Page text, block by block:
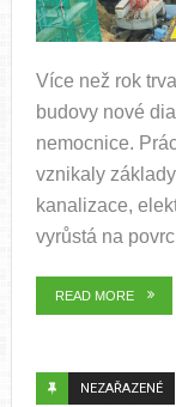
Více než rok
budovy nové
nemocnice.
vznikaly
kanalizace,
vyrůstá na
READ MORE
NEZAŘAZENÉ